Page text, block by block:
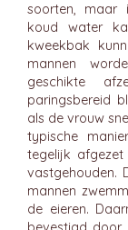
soorten, maar
koud water
kweekbak
mannen
geschikte
paringsbereid
als de vrouw
typische
tegelijk
vastgehouden.
mannen
de eieren.